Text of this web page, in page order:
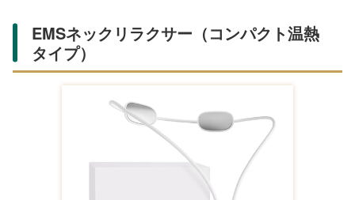
EMSネックリラクサー（コンパクト温熱
タイプ）